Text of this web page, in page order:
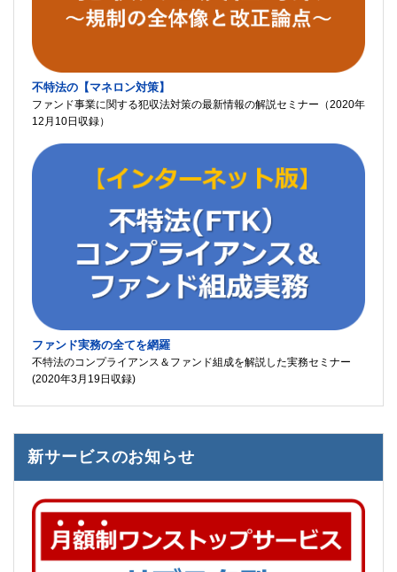
不特法の【マネロン対策】
ファンド事業に関する犯収法対策の最新情報の解説セミナー（2020年
12月10日収録）
ファンド実務の全てを網羅
不特法のコンプライアンス＆ファンド組成を解説した実務セミナー
(2020年3月19日収録)
新サービスのお知らせ